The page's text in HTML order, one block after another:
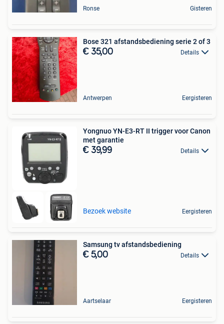
Ronse Gisteren
Bose 321 afstandsbediening serie 2 of 3
€ 35,00 Details
Antwerpen Eergisteren
Yongnuo YN-E3-RT II trigger voor Canon
met garantie
€ 39,99 Details
Bezoek website Eergisteren
Samsung tv afstandsbediening
€ 5,00 Details
Aartselaar Eergisteren